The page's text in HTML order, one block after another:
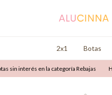
2x1 Botas
interés en la categoría Rebajas Hasta